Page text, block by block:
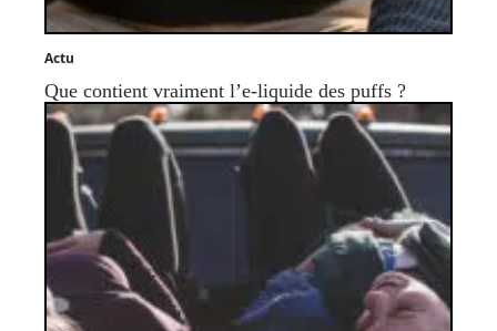
Actu
Que contient vraiment l’e-liquide des puffs ?